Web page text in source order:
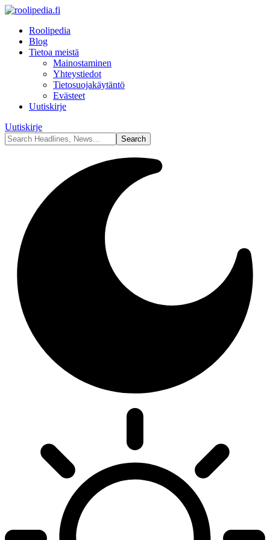
Roolipedia
Blog
Tietoa meistä
Mainostaminen
Yhteystiedot
Tietosuojakäytäntö
Evästeet
Uutiskirje
Uutiskirje